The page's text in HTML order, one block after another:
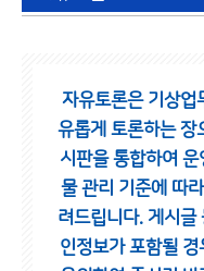
자유토론은 기상업
유롭게 토론하는 장
시판을 통합하여 운
물 관리 기준에 따
려드립니다. 게시글
인정보가 포함될 경